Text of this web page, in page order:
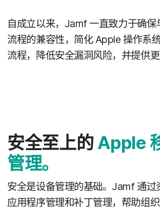
自​成立​以来， Jamf一直​致力于​确保​
流程​的​兼容性，​简化Apple操作​系
流程，​降低​安全​漏洞​风险，​并​提供​更​
安全​至​上​的 Apple
管理。
安全​是​设备​管理​的​基础。 Jamf通过​
应用​程序​管理​和​补丁​管理，​帮助​组